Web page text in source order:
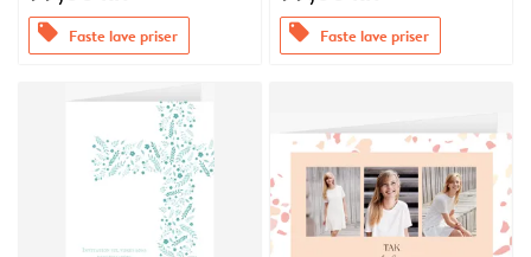
offers Faste lave priser offers Faste lave priser